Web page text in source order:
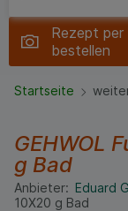
Rezept per
bestellen
Startseite
GEHWOL
g Bad
Anbieter: Eduard
10X20 g Bad